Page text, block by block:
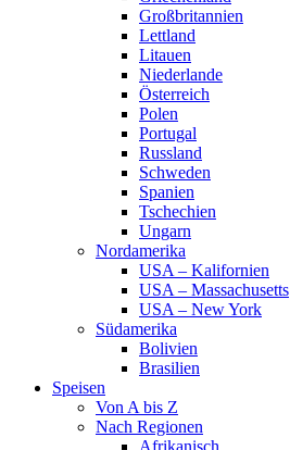
Großbritannien
Lettland
Litauen
Niederlande
Österreich
Polen
Portugal
Russland
Schweden
Spanien
Tschechien
Ungarn
Nordamerika
USA – Kalifornien
USA – Massachusetts
USA – New York
Südamerika
Bolivien
Brasilien
Speisen
Von A bis Z
Nach Regionen
Afrikanisch